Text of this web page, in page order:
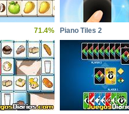
71.4% Piano Tiles 2